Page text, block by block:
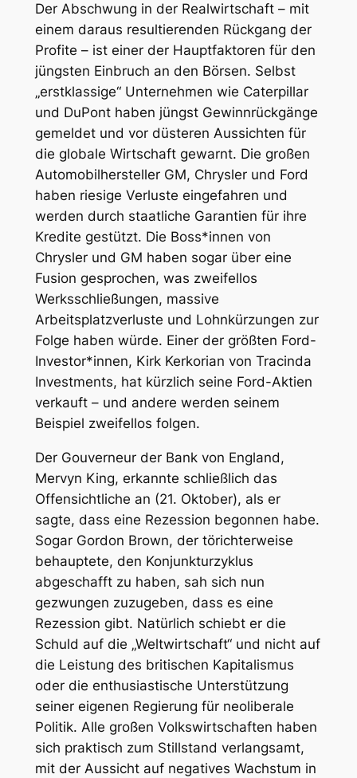
Der Abschwung in der Realwirtschaft – mit
einem daraus resultierenden Rückgang der
Profite – ist einer der Hauptfaktoren für den
jüngsten Einbruch an den Börsen. Selbst
„erstklassige“ Unternehmen wie Caterpillar
und DuPont haben jüngst Gewinnrückgänge
gemeldet und vor düsteren Aussichten für
die globale Wirtschaft gewarnt. Die großen
Automobilhersteller GM, Chrysler und Ford
haben riesige Verluste eingefahren und
werden durch staatliche Garantien für ihre
Kredite gestützt. Die Boss*innen von
Chrysler und GM haben sogar über eine
Fusion gesprochen, was zweifellos
Werksschließungen, massive
Arbeitsplatzverluste und Lohnkürzungen zur
Folge haben würde. Einer der größten Ford-
Investor*innen, Kirk Kerkorian von Tracinda
Investments, hat kürzlich seine Ford-Aktien
verkauft – und andere werden seinem
Beispiel zweifellos folgen.
Der Gouverneur der Bank von England,
Mervyn King, erkannte schließlich das
Offensichtliche an (21. Oktober), als er
sagte, dass eine Rezession begonnen habe.
Sogar Gordon Brown, der törichterweise
behauptete, den Konjunkturzyklus
abgeschafft zu haben, sah sich nun
gezwungen zuzugeben, dass es eine
Rezession gibt. Natürlich schiebt er die
Schuld auf die „Weltwirtschaft“ und nicht auf
die Leistung des britischen Kapitalismus
oder die enthusiastische Unterstützung
seiner eigenen Regierung für neoliberale
Politik. Alle großen Volkswirtschaften haben
sich praktisch zum Stillstand verlangsamt,
mit der Aussicht auf negatives Wachstum in